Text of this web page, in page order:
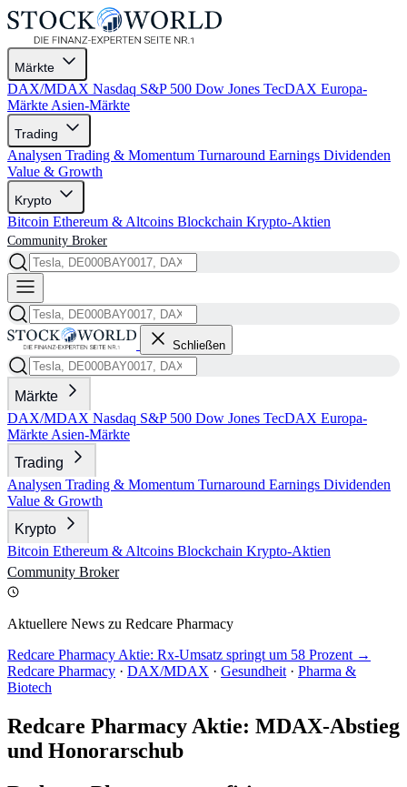
Märkte
DAX/MDAX Nasdaq S&P 500 Dow Jones TecDAX Europa-
Märkte Asien-Märkte
Trading
Analysen Trading & Momentum Turnaround Earnings Dividenden
Value & Growth
Krypto
Bitcoin Ethereum & Altcoins Blockchain Krypto-Aktien
Community Broker
Schließen
Märkte
DAX/MDAX Nasdaq S&P 500 Dow Jones TecDAX Europa-
Märkte Asien-Märkte
Trading
Analysen Trading & Momentum Turnaround Earnings Dividenden
Value & Growth
Krypto
Bitcoin Ethereum & Altcoins Blockchain Krypto-Aktien
Community Broker
Aktuellere News zu Redcare Pharmacy
Redcare Pharmacy Aktie: Rx-Umsatz springt um 58 Prozent →
Redcare Pharmacy · DAX/MDAX · Gesundheit · Pharma &
Biotech
Redcare Pharmacy Aktie: MDAX-Abstieg
und Honorarschub